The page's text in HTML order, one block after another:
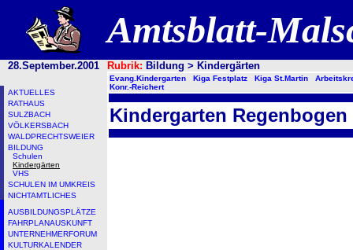
Amtsblatt-
28.September.2001 Rubrik: Bildung > Kindergärten
AKTUELLES
RATHAUS
SULZBACH
VÖLKERSBACH
WALDPRECHTSWEIER
BILDUNG
Schulen
Kindergärten
VHS
SCHULEN IM UMKREIS
NICHTAMTLICHES
AUSBILDUNGSPLÄTZE
FAHRPLANAUSKUNFT
UNTERNEHMERFORUM
KULTURKALENDER
Evang.Kindergarten Kiga Festplatz Kiga St.Martin
Konr.-Reichert
Kindergarten Regenbogen